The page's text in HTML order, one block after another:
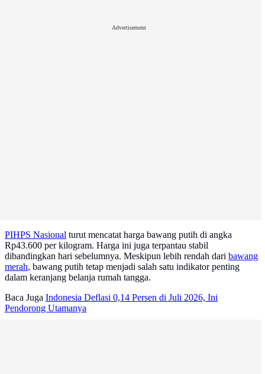
Advertisement
PIHPS Nasional turut mencatat harga bawang putih di angka
Rp43.600 per kilogram. Harga ini juga terpantau stabil
dibandingkan hari sebelumnya. Meskipun lebih rendah dari bawang
merah, bawang putih tetap menjadi salah satu indikator penting
dalam keranjang belanja rumah tangga.
Baca Juga Indonesia Deflasi 0,14 Persen di Juli 2026, Ini
Pendorong Utamanya